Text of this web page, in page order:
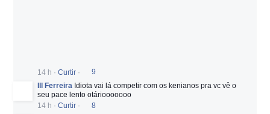
14 h · Curtir ·
9
Ill Ferreira Idiota vai lá competir com os kenianos pra vc vê o
seu pace lento otáriooooooo
14 h · Curtir ·
8